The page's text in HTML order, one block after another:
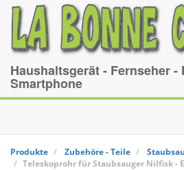
Haushaltsgerät - Fernseher -
Smartphone
Produkte Zubehöre - Teile
Teleskoprohr für Staubsauger Nilfisk-